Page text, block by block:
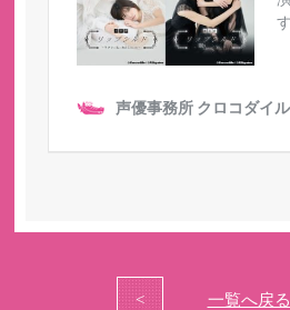
< 一覧へ戻る